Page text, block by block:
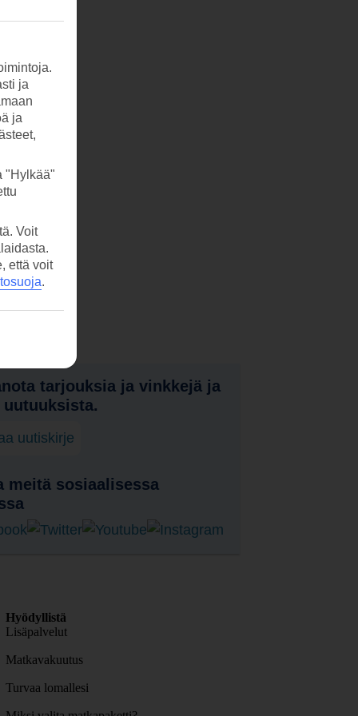
tarjouksia ja vinkkejä ja
uutiskirje
meitä sosiaalisessa
Hyödyllistä
Lisäpalvelut
Matkavakuutus
Turvaa lomallesi
ja
ja
"Hylkää"
Voit
että voit
.